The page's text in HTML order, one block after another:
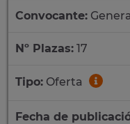
Convocante:
Nº Plazas: 17
Tipo: Oferta
Fecha de